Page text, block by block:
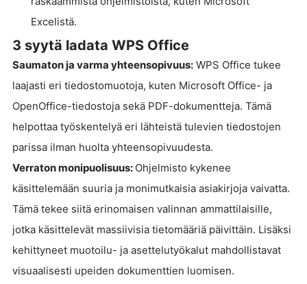
Excelistä.
3 syytä ladata WPS Office
Saumaton ja varma yhteensopivuus: WPS Office tukee
laajasti eri tiedostomuotoja, kuten Microsoft Office- ja
OpenOffice-tiedostoja sekä PDF-dokumentteja. Tämä
helpottaa työskentelyä eri lähteistä tulevien tiedostojen
parissa ilman huolta yhteensopivuudesta.
Verraton monipuolisuus: Ohjelmisto kykenee
käsittelemään suuria ja monimutkaisia asiakirjoja vaivatta.
Tämä tekee siitä erinomaisen valinnan ammattilaisille,
jotka käsittelevät massiivisia tietomääriä päivittäin. Lisäksi
kehittyneet muotoilu- ja asettelutyökalut mahdollistavat
visuaalisesti upeiden dokumenttien luomisen.